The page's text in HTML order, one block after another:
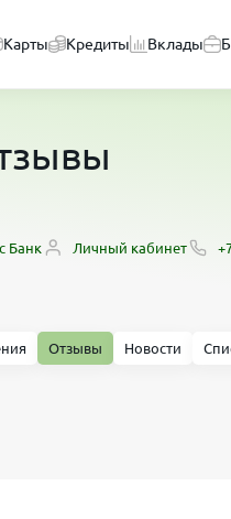
Карты Кредиты Вклады
Банк Личный кабинет
Отзывы Новости